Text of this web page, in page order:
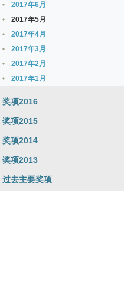
2017年6月
2017年5月
2017年4月
2017年3月
2017年2月
2017年1月
奖项2016
奖项2015
奖项2014
奖项2013
过去主要奖项